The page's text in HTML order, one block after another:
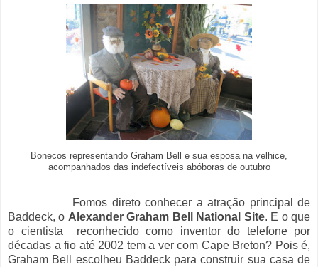
Bonecos representando Graham Bell e sua esposa na velhice,
acompanhados das indefectíveis abóboras de outubro
Fomos direto conhecer a atração principal de
Baddeck, o Alexander Graham Bell National Site. E o que
o cientista reconhecido como inventor do telefone por
décadas a fio até 2002 tem a ver com Cape Breton? Pois é,
Graham Bell escolheu Baddeck para construir sua casa de